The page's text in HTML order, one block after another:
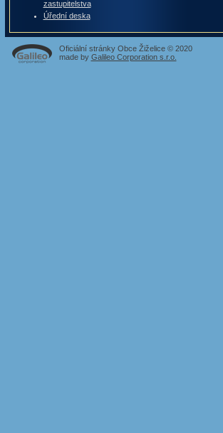
zastupitelstva
Úřední deska
Oficiální stránky Obce Žiželice © 2020
made by Galileo Corporation s.r.o.